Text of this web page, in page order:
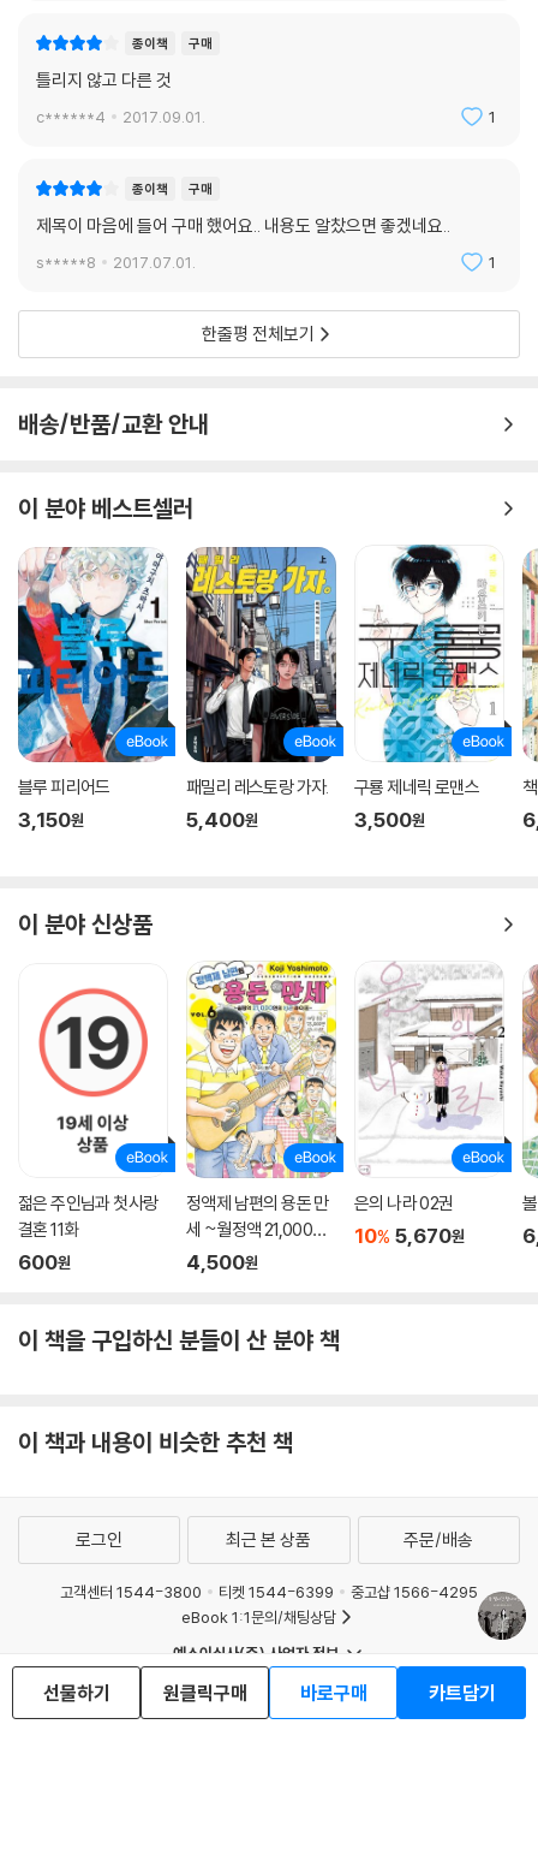
시 내 환자들을 인터뷰한 것은 아닌가 하는 생각이 들 정도입니다. 여러분
도 이 책을 읽고 아스퍼거 장애에 이렇게 다양한 스펙트럼이 있다는 사실
을 이해해주시면 좋겠습니다. 저는 아스퍼거 장애와 관련 있는 분들, 아니,
언론 리뷰
쥘리 다셰는 자신이 살아온 이야기를 작품에 끌어와 특별히 프랑스에서 오
유행도 아니고, 정신질환도 아니다. 그저 세계를 느끼고 이해하는 다른 방
식일 뿐이다. - 텔레라마(telerama)
만화는 이야기에 몸을 부여할 뿐 아니라 자폐인이 느끼는 생생한 감정에
결국 마르그리트는 자기 자신을 있는 그대로 받아들입니다. 그녀는 더 이
상 변하려고 노력하지 않고, 대신에 자신을 둘러싼 환경을 조정해 나갑니
다. - 피가로(Figaro)
이 만화(작가는 거의 한달음에 대본을 써냈다고 한다)는 마그리트라는 인
물을 통해 “90퍼센트는 작가 자신의 실제 경험을 이야기했고, 몇 가지 이
야기만 덧붙였다”고 한다.
이 책이 그녀 자신은 물론이고 “사람들로 하여금 정상성에 대해서 성찰해
보는 계기가 되었으면 한다. 이 만화는 모든 사람에게 말하고 있다. 이 책이
‘차이’와 ‘자신을 있는 그대로 받아들이기’(이는 우리 사회에서 그리 쉽지
않을 일이다)에 대해 대화할 수 있는 계기가 되길 바란다.” - 웨스트 프랑
스(Ouest France)
종이책 구매
틀리지 않고 다른 것
c******4 2017.09.01. 1
종이책 구매
제목이 마음에 들어 구매 했어요.. 내용도 알찼으면 좋겠네요..
s*****8 2017.07.01. 1
한줄평 전체보기
배송/반품/교환 안내
이 분야 베스트셀러
블루 피리어드
3,150원
패밀리 레스토랑 가자.
5,400원
구룡 제네릭 로맨스
3,500원
이 분야 신상품
젊은 주인님과 첫사랑
결혼 11화
600원
정액제 남편의 용돈 만
세 ~월정액 21,000엔
의 빈곤 라이프~ 06권
4,500원
은의 나라 02권
10% 5,670원
이 책을 구입하신 분들이 산 분야 책
이 책과 내용이 비슷한 추천 책
선물하기 원클릭구매 바로구매 카트담기
로그인 최근 본 상품 주문/배송
고객센터 1544-3800 티켓 1544-6399
중고샵 1566-4295
eBook 1:1문의/채팅상담
예스이십사(주) 사업자 정보
이용약관
개인정보처리방침
청소년보호정책
PC버전
회사소개
거래처관계자께